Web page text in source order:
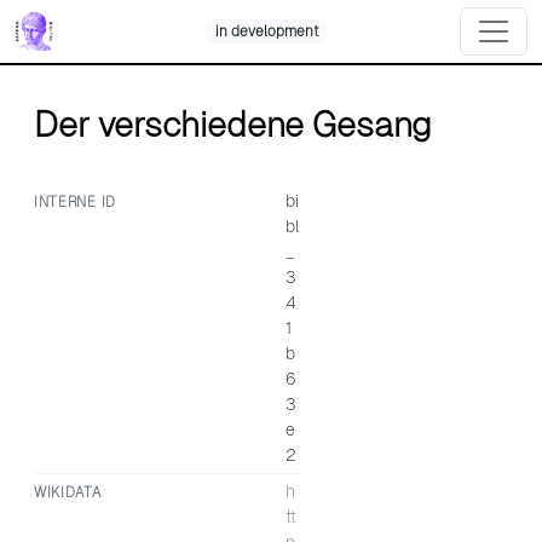
Skip
to
content
in development
Der verschiedene Gesang
INTERNE ID
bi
bl
3
4
1
b
6
3
e
2
WIKIDATA
h
tt